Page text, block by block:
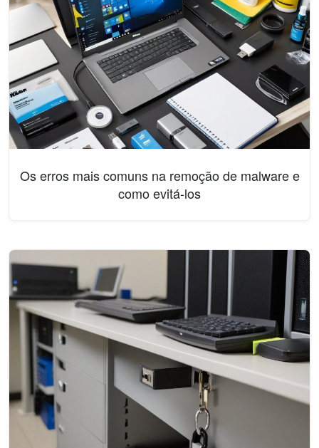
Os erros mais comuns na remoção de malware e
como evitá-los